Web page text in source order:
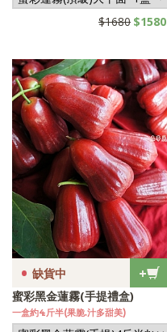
$1680 $1580
+
• 缺貨中
蜜彩黑金蓮霧(手提禮盒)
一盒約4斤半(果脆.汁多甜美)